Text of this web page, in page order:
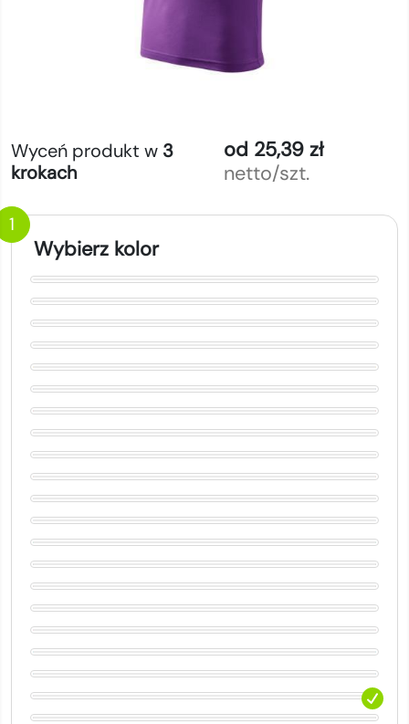
Wyceń produkt w 3
krokach
od 25,39 zł
netto/szt.
1
Wybierz kolor